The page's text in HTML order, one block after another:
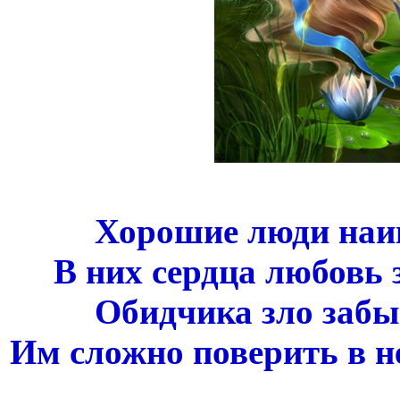
Хорошие люди
В них сердца
Обидчика зло
Им сложно поверить в